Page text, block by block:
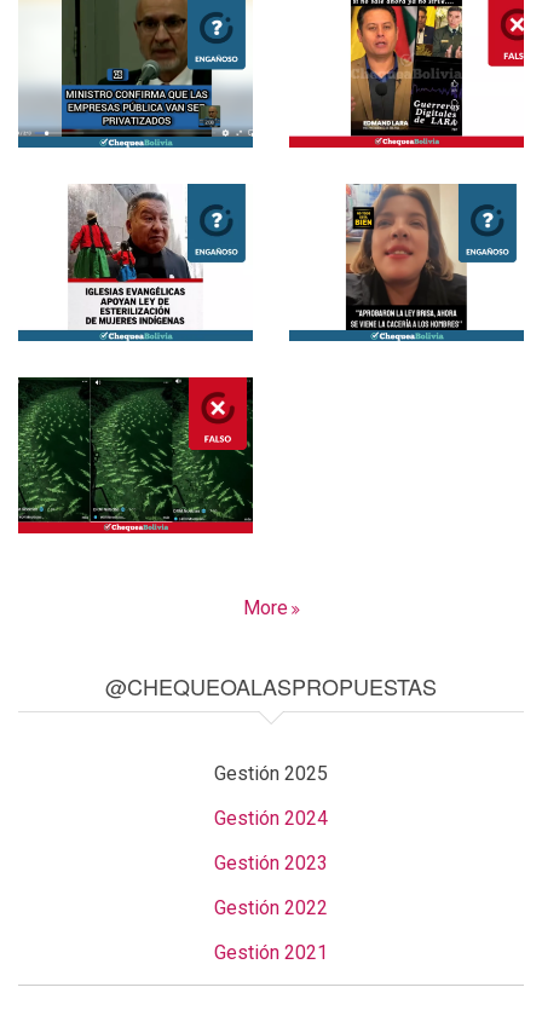
More
@CHEQUEOALASPROPUESTAS
Gestión 2025
Gestión 2024
Gestión 2023
Gestión 2022
Gestión 2021